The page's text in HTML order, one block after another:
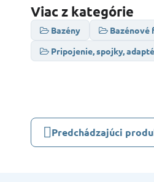
Viac z kategórie
Bazény
Pripojenie, spojky,
Predchádzajúci